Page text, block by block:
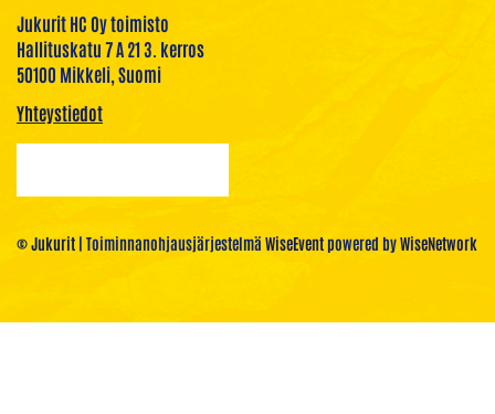
Jukurit HC Oy toimisto
Hallituskatu 7 A 21 3. kerros
50100 Mikkeli, Suomi
Yhteystiedot
© Jukurit | Toiminnanohjausjärjestelmä WiseEventpowered byWiseNetwork